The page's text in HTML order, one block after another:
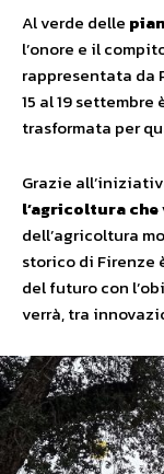
Al verde delle
l’onore e il
rappresentata da
15 al 19
trasformata per
Grazie
l’agricoltura che
dell’agricoltura
storico di Firenze
del futuro con
verrà, tra